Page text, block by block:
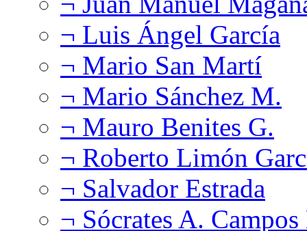
¬ Luis Ángel García
¬ Mario San Martí
¬ Mario Sánchez M.
¬ Mauro Benites G.
¬ Roberto Limón
¬ Salvador Estrada
¬ Sócrates A.